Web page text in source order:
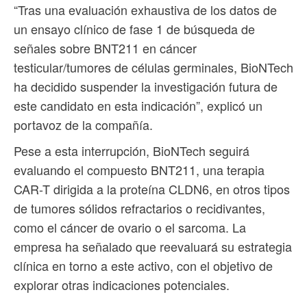
“Tras una evaluación exhaustiva de los datos de
un ensayo clínico de fase 1 de búsqueda de
señales sobre BNT211 en cáncer
testicular/tumores de células germinales, BioNTech
ha decidido suspender la investigación futura de
este candidato en esta indicación”, explicó un
portavoz de la compañía.
Pese a esta interrupción, BioNTech seguirá
evaluando el compuesto BNT211, una terapia
CAR-T dirigida a la proteína CLDN6, en otros tipos
de tumores sólidos refractarios o recidivantes,
como el cáncer de ovario o el sarcoma. La
empresa ha señalado que reevaluará su estrategia
clínica en torno a este activo, con el objetivo de
explorar otras indicaciones potenciales.